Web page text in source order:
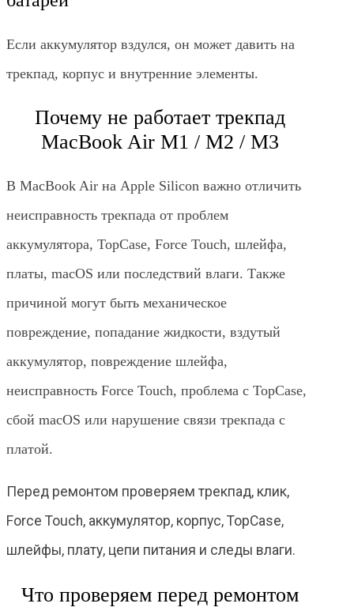
Если аккумулятор вздулся, он может давить на
трекпад, корпус и внутренние элементы.
Почему не работает трекпад
MacBook Air M1 / M2 / M3
В MacBook Air на Apple Silicon важно отличить
неисправность трекпада от проблем
аккумулятора, TopCase, Force Touch, шлейфа,
платы, macOS или последствий влаги. Также
причиной могут быть механическое
повреждение, попадание жидкости, вздутый
аккумулятор, повреждение шлейфа,
неисправность Force Touch, проблема с TopCase,
сбой macOS или нарушение связи трекпада с
платой.
Перед ремонтом проверяем трекпад, клик,
Force Touch, аккумулятор, корпус, TopCase,
шлейфы, плату, цепи питания и следы влаги.
Что проверяем перед ремонтом